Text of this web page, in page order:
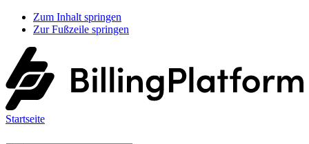
Zum Inhalt springen
Zur Fußzeile springen
Startseite